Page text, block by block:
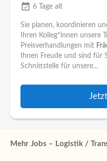
event_available 6 Tage alt
Sie planen, koordinieren
Ihren Kolleg*innen
Preisverhandlungen mit
Ihnen Freude und sind für
Schnittstelle für unsere...
Mehr Jobs – Logistik /